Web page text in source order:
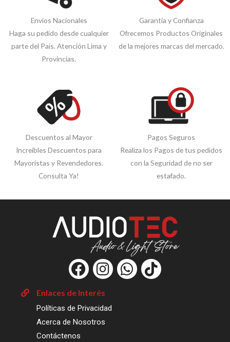
Envíos Nacionales
Haga su pedido desde cualquier
parte del País. Atención Lima y
Provincias.
Garantía y Confianza
Ofrecemos Productos Originales
de la mejores marcas del mercado.
Descuentos al Mayor
Increíbles Descuentos para
Mayoristas y Revendedores.
Consulta Ya!
Pagos Seguros
Realiza los Pagos de tus pedidos
con la Seguridad de no ser
estafado.
Enlaces de Interés
Políticas de Privacidad
Acerca de Nosotros
Contáctenos
F
a
c
e
b
o
I
n
s
t
a
W
h
T
i